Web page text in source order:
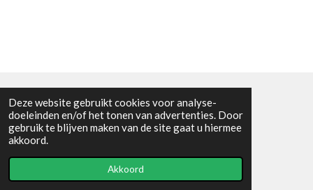
Deze website gebruikt cookies voor analyse-
doeleinden en/of het tonen van advertenties. Door
gebruik te blijven maken van de site gaat u hiermee
akkoord.
Akkoord
Algemene voorwaarden
© 2021 - RC en mineralenshop Het vlinderpad